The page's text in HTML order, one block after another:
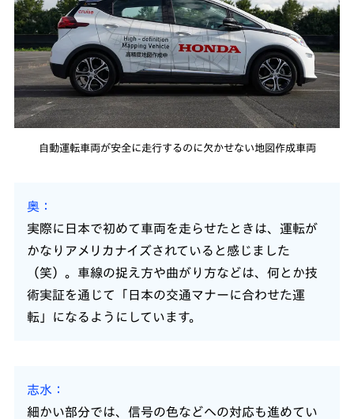
自動運転車両が安全に走行するのに欠かせない地図作成車両
奥
実際に日本で初めて車両を走らせたときは、運転が
かなりアメリカナイズされていると感じました
（笑）。車線の捉え方や曲がり方などは、何とか技
術実証を通じて「日本の交通マナーに合わせた運
転」になるようにしています。
志水
細かい部分では、信号の色などへの対応も進めてい